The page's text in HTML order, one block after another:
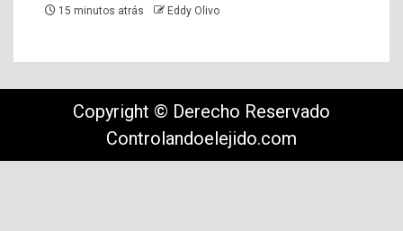
15 minutos atrás Eddy Olivo
Copyright © Derecho Reservado
Controlandoelejido.com